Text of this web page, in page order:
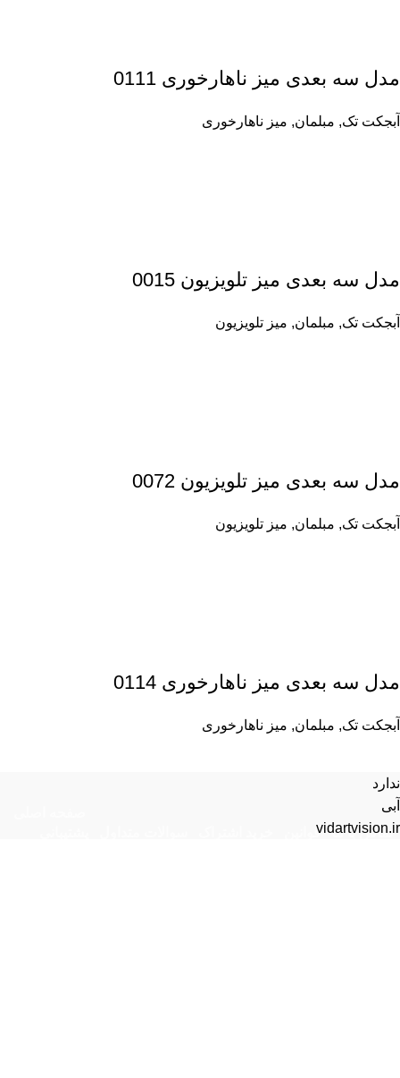
مدل سه بعدی میز ناهارخوری 0111
آبجکت تک, مبلمان, میز ناهارخوری
مدل سه بعدی میز تلویزیون 0015
آبجکت تک, مبلمان, میز تلویزیون
مدل سه بعدی میز تلویزیون 0072
آبجکت تک, مبلمان, میز تلویزیون
مدل سه بعدی میز ناهارخوری 0114
آبجکت تک, مبلمان, میز ناهارخوری
ندارد
آبی
vidartvision.ir
تماس با ما
قوانین